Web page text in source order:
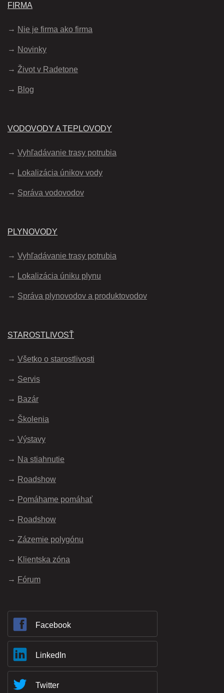
FIRMA
Nie je firma ako firma
Novinky
Život v Radetone
Blog
VODOVODY A TEPLOVODY
Vyhľadávanie trasy potrubia
Lokalizácia únikov vody
Správa vodovodov
PLYNOVODY
Vyhľadávanie trasy potrubia
Lokalizácia úniku plynu
Správa plynovodov a produktovodov
STAROSTLIVOSŤ
Všetko o starostlivosti
Servis
Bazár
Školenia
Výstavy
Na stiahnutie
Roadshow
Pomáhame pomáhať
Roadshow
Zázemie polygónu
Klientska zóna
Fórum
Facebook
LinkedIn
Twitter